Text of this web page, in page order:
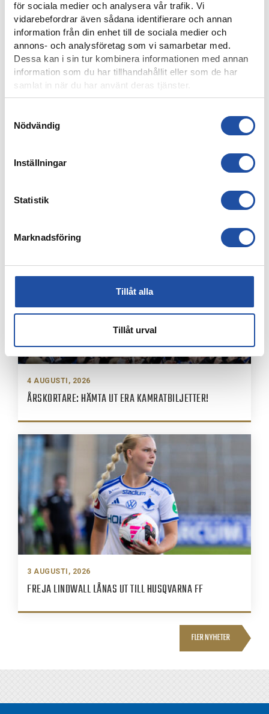
för sociala medier och analysera vår trafik. Vi
vidarebefordrar även sådana identifierare och annan
information från din enhet till de sociala medier och
annons- och analysföretag som vi samarbetar med.
Dessa kan i sin tur kombinera informationen med annan
information som du har tillhandahållit eller som de har
samlat in när du har använt deras tjänster.
Nödvändig
Inställningar
Statistik
Marknadsföring
Tillåt alla
Tillåt urval
PUBLIKINFORMATION: IFK NORRKÖPING-IK BRAGE
FARTFYLLD OCH TÄT MATCH I LIGACUPEN – KYLIAN
NÄTADE MOT DJURGÅRDEN
4 AUGUSTI, 2026
ÅRSKORTARE: HÄMTA UT ERA KAMRATBILJETTER!
3 AUGUSTI, 2026
FREJA LINDWALL LÅNAS UT TILL HUSQVARNA FF
FLER NYHETER